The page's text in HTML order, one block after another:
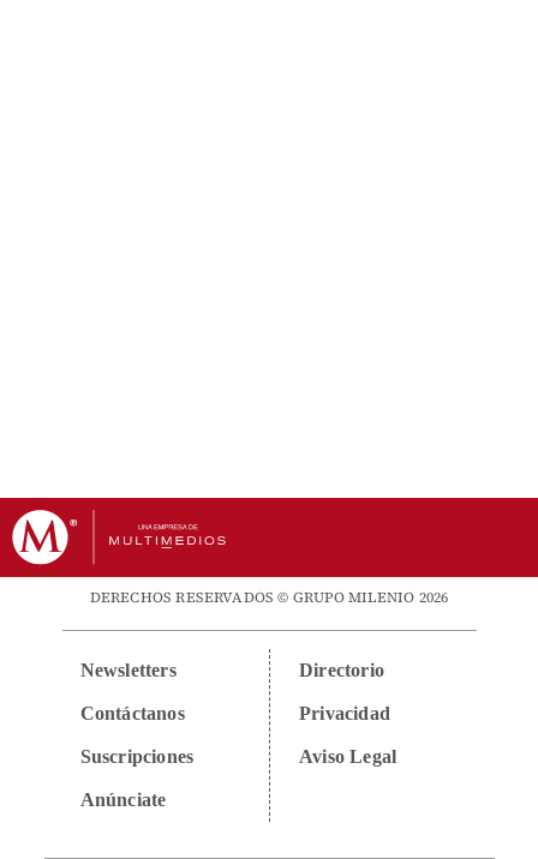
DERECHOS RESERVADOS © GRUPO MILENIO 2026
Newsletters
Contáctanos
Suscripciones
Anúnciate
Directorio
Privacidad
Aviso Legal